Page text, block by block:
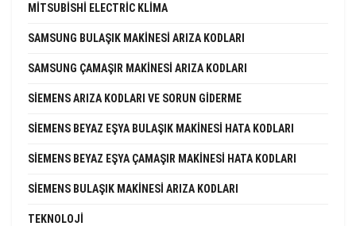
MITSUBISHI ELECTRIC KLIMA
SAMSUNG BULAŞIK MAKINESI ARIZA KODLARI
SAMSUNG ÇAMAŞIR MAKINESI ARIZA KODLARI
SIEMENS ARIZA KODLARI VE SORUN GIDERME
SIEMENS BEYAZ EŞYA BULAŞIK MAKINESI HATA KODLARI
SIEMENS BEYAZ EŞYA ÇAMAŞIR MAKINESI HATA KODLARI
SIEMENS BULAŞIK MAKINESI ARIZA KODLARI
TEKNOLOJI